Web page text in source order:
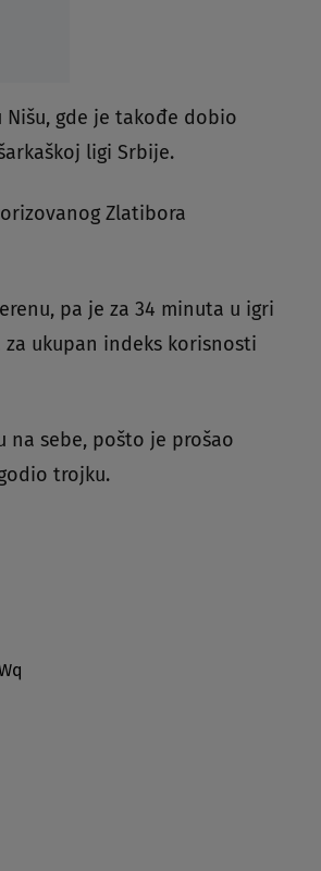
Nišu, gde je takođe dobio
ligi Srbije.
Zlatibora
pa je za 34 minuta u igri
ukupan indeks korisnosti
na sebe, pošto je prošao
trojku.